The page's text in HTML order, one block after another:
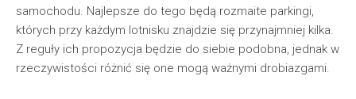
samochodu. Najlepsze do tego będą rozmaite parkingi,
których przy każdym lotnisku znajdzie się przynajmniej kilka.
Z reguły ich propozycja będzie do siebie podobna, jednak w
rzeczywistości różnić się one mogą ważnymi drobiazgami.